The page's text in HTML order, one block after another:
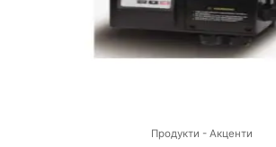
Продукти - Акценти